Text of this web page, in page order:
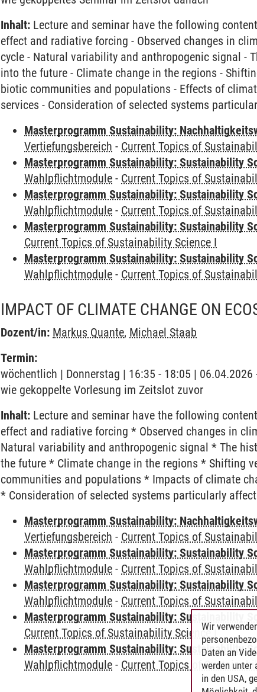
Inhalt: Lecture and seminar have the following
effect and radiative forcing - Observed changes in
cycle - Natural variability and anthropogenic signal -
into the future - Climate change in the regions -
biotic communities and populations - Effects of
services - Consideration of selected systems
Masterprogramm Sustainability:
Vertiefungsbereich - Current Topics of
Masterprogramm Sustainability: Sustainability
Wahlpflichtmodule - Current Topics of
Masterprogramm Sustainability: Sustainability
Wahlpflichtmodule - Current Topics of
Masterprogramm Sustainability: Sustainability
Current Topics of Sustainability Science I
Masterprogramm Sustainability: Sustainability
Wahlpflichtmodule - Current Topics of
IMPACT OF CLIMATE CHANGE ON
Dozent/in: Markus Quante, Michael Staab
Termin:
wöchentlich | Donnerstag | 16:35 - 18:05 |
wie gekoppelte Vorlesung im Zeitslot zuvor
Inhalt: Lecture and seminar have the following
effect and radiative forcing * Observed changes in
Natural variability and anthropogenic signal * The
the future * Climate change in the regions * Shifting
communities and populations * Impacts of climate
* Consideration of selected systems particularly
Masterprogramm Sustainability:
Vertiefungsbereich - Current Topics of
Masterprogramm Sustainability: Sustainability
Wahlpflichtmodule - Current Topics of
Masterprogramm Sustainability: Sustainability
Wahlpflichtmodule - Current Topics of
Masterprogramm Sustainability: Sustainability
Current Topics of Sustainability Science I
Masterprogramm Sustainability: Sustainability
Wahlpflichtmodule - Current Topics of
Wir
Daten an
werden unter
in den USA,